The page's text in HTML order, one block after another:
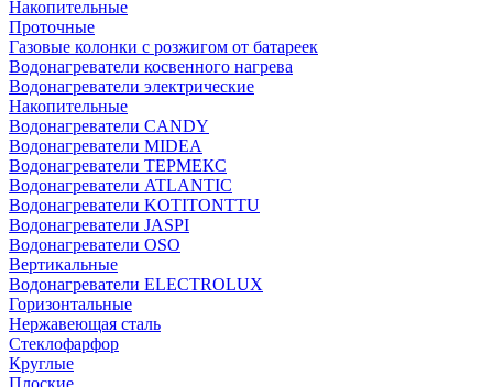
Накопительные
Проточные
Газовые колонки с розжигом от батареек
Водонагреватели косвенного нагрева
Водонагреватели электрические
Накопительные
Водонагреватели CANDY
Водонагреватели MIDEA
Водонагреватели ТЕРМЕКС
Водонагреватели ATLANTIC
Водонагреватели KOTITONTTU
Водонагреватели JASPI
Водонагреватели OSO
Вертикальные
Водонагреватели ELECTROLUX
Горизонтальные
Нержавеющая сталь
Стеклофарфор
Круглые
Плоские